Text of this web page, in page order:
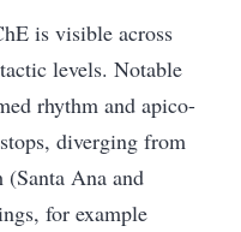
is visible across
levels. Notable
rhythm and apico-
diverging from
Ana and
for example